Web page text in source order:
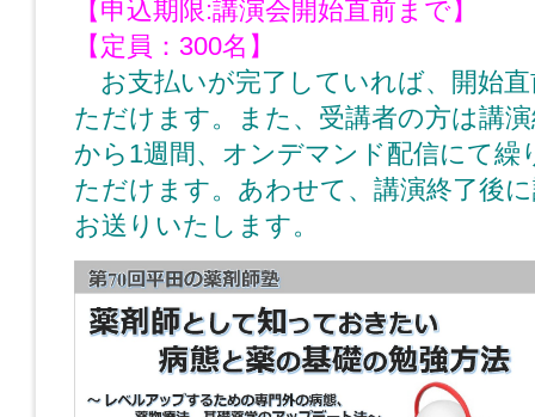
【申込期限:講演会開始直前まで】
【定員：300名】
お支払いが完了していれば、開始
ただけます。また、受講者の方は講
から1週間、オンデマンド配信にて繰
ただけます。あわせて、講演終了後
お送りいたします。